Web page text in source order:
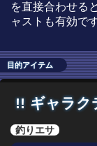
を直接合わせる
ャストも有効です
目的アイテム
!! ギャラク
釣りエサ